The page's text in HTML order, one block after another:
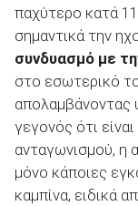
παχύτερο κατά
σημαντικά την
συνδυασμό με
στο εσωτερικό
απολαμβάνοντας
γεγονός ότι
ανταγωνισμού, η
μόνο κάποιες
καμπίνα, ειδικά